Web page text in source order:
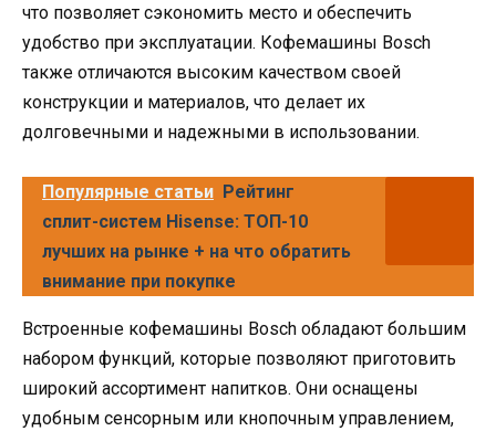
что позволяет сэкономить место и обеспечить
удобство при эксплуатации. Кофемашины Bosch
также отличаются высоким качеством своей
конструкции и материалов, что делает их
долговечными и надежными в использовании.
Популярные статьи Рейтинг
сплит-систем Hisense: ТОП-10
лучших на рынке + на что обратить
внимание при покупке
Встроенные кофемашины Bosch обладают большим
набором функций, которые позволяют приготовить
широкий ассортимент напитков. Они оснащены
удобным сенсорным или кнопочным управлением,